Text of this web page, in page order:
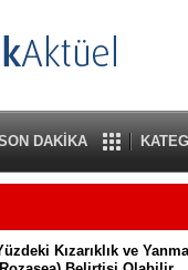
DAKİKA
Kızarıklık ve